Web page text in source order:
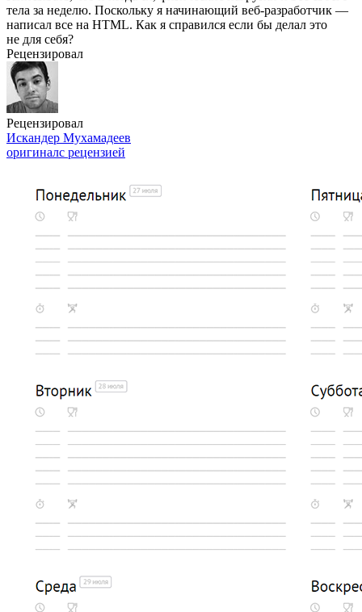
тела за неделю. Поскольку я начинающий веб-разработчик —
написал все на HTML. Как я справился если бы делал это
не для себя?
Рецензировал
Рецензировал
Искандер Мухамадеев
оригиналс рецензией